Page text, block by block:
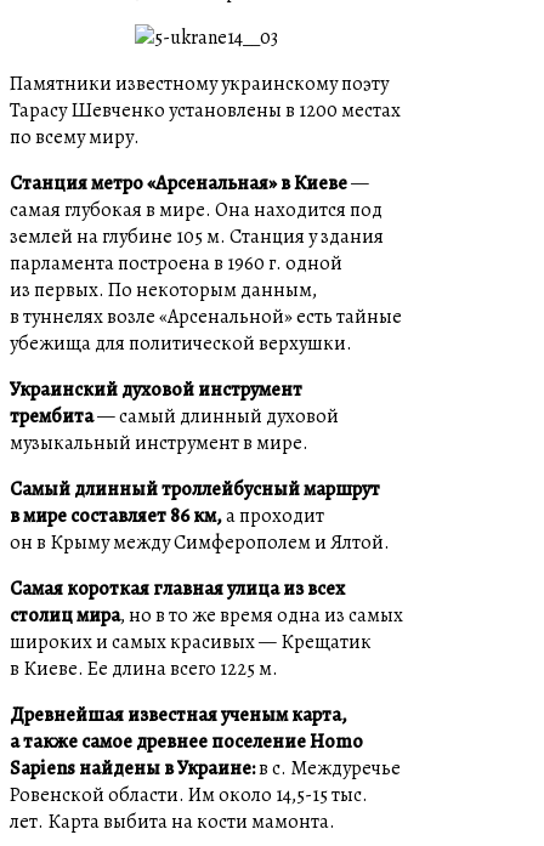
Памятники известному украинскому поэту
Тарасу Шевченко установлены в 1200 местах
по всему миру.
Станция метро «Арсенальная» в Киеве—
самая глубокая в мире. Она находится под
землей на глубине 105 м. Станция у здания
парламента построена в 1960 г. одной
из первых. По некоторым данным,
в туннелях возле «Арсенальной» есть тайные
убежища для политической верхушки.
Украинский духовой инструмент
трембита— самый длинный духовой
музыкальный инструмент в мире.
Самый длинный троллейбусный маршрут
в мире составляет 86 км,а проходит
он в Крыму между Симферополем и Ялтой.
Самая короткая главная улица из всех
столиц мира, но в то же время одна из самых
широких и самых красивых — Крещатик
в Киеве. Ее длина всего 1225 м.
Древнейшая известная ученым карта,
а также самое древнее поселение Homo
Sapiens найдены в Украине:в с. Междуречье
Ровенской области. Им около 14,5-15 тыс.
лет. Карта выбита на кости мамонта.